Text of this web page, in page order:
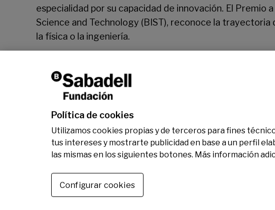
especialidad por su capacidad de innovación. El
Science and Technology (BIST), reconoce la
la física o la ingeniería.
Cugat del Vallès.
Política de cookies
Utilizamos cookies propias y de terceros para fines
tus intereses y mostrarte publicidad en base a un perfil
las mismas en los siguientes botones. Más información
Configurar cookies